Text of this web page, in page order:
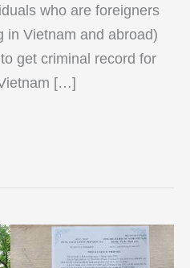
who are foreigners
in Vietnam and abroad)
get criminal record for
[…]